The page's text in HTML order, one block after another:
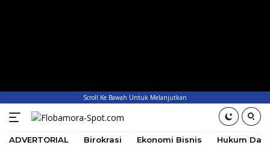
Scroll Ke Bawah Untuk Melanjutkan
ADVERTORIAL Birokrasi Ekonomi Bisnis Hukum